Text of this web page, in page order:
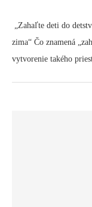
„Zahaľte deti do
zima“ Čo znamená
vytvorenie takého